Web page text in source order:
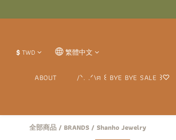
$TWD 繁體中文
ABOUT /ᐠ. .ᐟ\ฅ ꒰ BYE BYE SALE ꒱♡
全部商品 / BRANDS / Shanho Jewelry